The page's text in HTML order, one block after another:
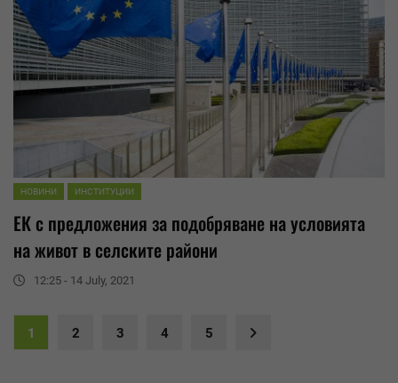
НОВИНИ ИНСТИТУЦИИ
ЕК с предложения за подобряване на условията
на живот в селските райони
12:25 - 14 July, 2021
1 2 3 4 5